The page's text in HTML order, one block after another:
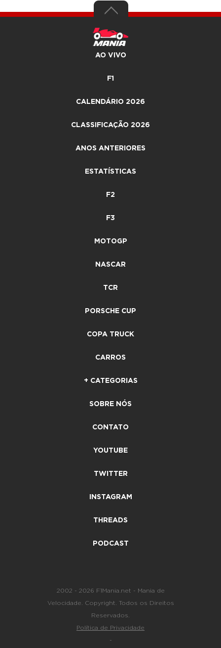
AO VIVO
F1
CALENDÁRIO 2026
CLASSIFICAÇÃO 2026
ANOS ANTERIORES
ESTATÍSTICAS
F2
F3
MOTOGP
NASCAR
TCR
PORSCHE CUP
COPA TRUCK
CARROS
+ CATEGORIAS
SOBRE NÓS
CONTATO
YOUTUBE
TWITTER
INSTAGRAM
THREADS
PODCAST
2002 - 2026 F1Mania.net - Mania de
Velocidade. Copyright. Todos os Direitos
Reservados.
Política de Privacidade
-